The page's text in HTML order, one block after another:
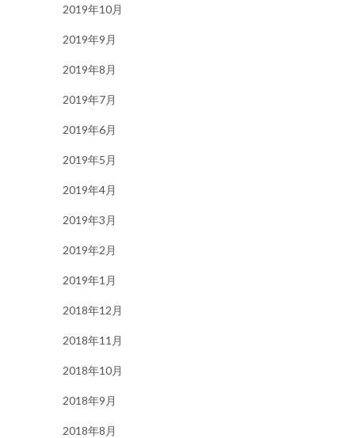
2019年10月
2019年9月
2019年8月
2019年7月
2019年6月
2019年5月
2019年4月
2019年3月
2019年2月
2019年1月
2018年12月
2018年11月
2018年10月
2018年9月
2018年8月